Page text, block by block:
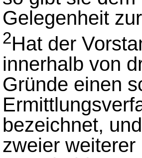
Gelegenheit
2Hat der
innerhalb von
Gründe einen
bezeichnet,
zweier